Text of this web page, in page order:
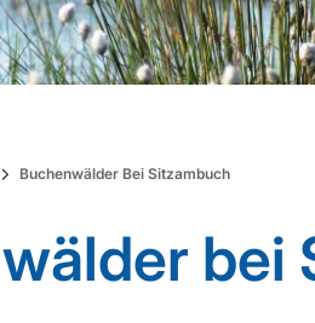
Buchenwälder Bei Sitzambuch
bei